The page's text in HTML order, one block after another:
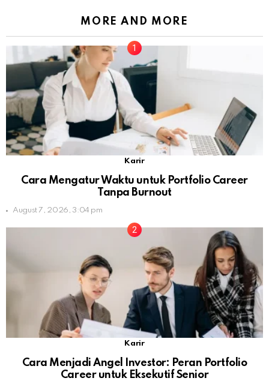
MORE AND MORE
Karir
Cara Mengatur Waktu untuk Portfolio Career
Tanpa Burnout
August 7, 2026, 3:04 pm
Karir
Cara Menjadi Angel Investor: Peran Portfolio
Career untuk Eksekutif Senior